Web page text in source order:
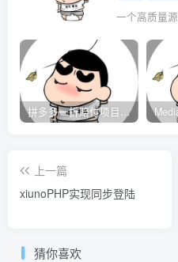
一个高质量源
拼多多一折赔付项目是怎么操作的？
上一篇
xiunoPHP实现同步登陆
猜你喜欢